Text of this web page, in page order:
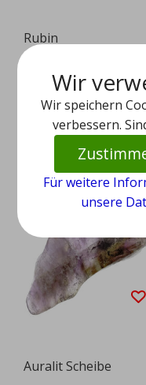
Rubin
EUR 19,95
Ansehen
Auralit Scheibe
Wir
Wir speichern
verbessern.
Für weitere
unsere